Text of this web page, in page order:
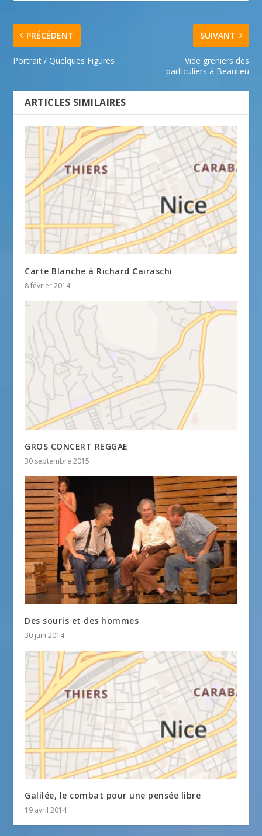
PRÉCÉDENT
Portrait / Quelques Figures
SUIVANT
Vide greniers des
particuliers à Beaulieu
ARTICLES SIMILAIRES
Carte Blanche à Richard Cairaschi
8 février 2014
GROS CONCERT REGGAE
30 septembre 2015
Des souris et des hommes
30 juin 2014
Galilée, le combat pour une pensée libre
19 avril 2014